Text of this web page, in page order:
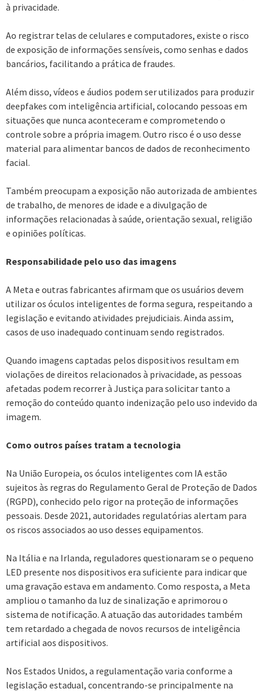
à privacidade.
Ao registrar telas de celulares e computadores, existe o risco
de exposição de informações sensíveis, como senhas e dados
bancários, facilitando a prática de fraudes.
Além disso, vídeos e áudios podem ser utilizados para produzir
deepfakes com inteligência artificial, colocando pessoas em
situações que nunca aconteceram e comprometendo o
controle sobre a própria imagem. Outro risco é o uso desse
material para alimentar bancos de dados de reconhecimento
facial.
Também preocupam a exposição não autorizada de ambientes
de trabalho, de menores de idade e a divulgação de
informações relacionadas à saúde, orientação sexual, religião
e opiniões políticas.
Responsabilidade pelo uso das imagens
A Meta e outras fabricantes afirmam que os usuários devem
utilizar os óculos inteligentes de forma segura, respeitando a
legislação e evitando atividades prejudiciais. Ainda assim,
casos de uso inadequado continuam sendo registrados.
Quando imagens captadas pelos dispositivos resultam em
violações de direitos relacionados à privacidade, as pessoas
afetadas podem recorrer à Justiça para solicitar tanto a
remoção do conteúdo quanto indenização pelo uso indevido da
imagem.
Como outros países tratam a tecnologia
Na União Europeia, os óculos inteligentes com IA estão
sujeitos às regras do Regulamento Geral de Proteção de Dados
(RGPD), conhecido pelo rigor na proteção de informações
pessoais. Desde 2021, autoridades regulatórias alertam para
os riscos associados ao uso desses equipamentos.
Na Itália e na Irlanda, reguladores questionaram se o pequeno
LED presente nos dispositivos era suficiente para indicar que
uma gravação estava em andamento. Como resposta, a Meta
ampliou o tamanho da luz de sinalização e aprimorou o
sistema de notificação. A atuação das autoridades também
tem retardado a chegada de novos recursos de inteligência
artificial aos dispositivos.
Nos Estados Unidos, a regulamentação varia conforme a
legislação estadual, concentrando-se principalmente na